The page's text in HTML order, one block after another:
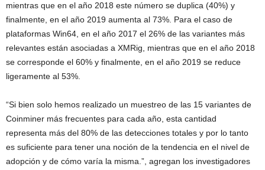
mientras que en el año 2018 este número se duplica (40%) y
finalmente, en el año 2019 aumenta al 73%. Para el caso de
plataformas Win64, en el año 2017 el 26% de las variantes más
relevantes están asociadas a XMRig, mientras que en el año 2018
se corresponde el 60% y finalmente, en el año 2019 se reduce
ligeramente al 53%.
“Si bien solo hemos realizado un muestreo de las 15 variantes de
Coinminer más frecuentes para cada año, esta cantidad
representa más del 80% de las detecciones totales y por lo tanto
es suficiente para tener una noción de la tendencia en el nivel de
adopción y de cómo varía la misma.”, agregan los investigadores